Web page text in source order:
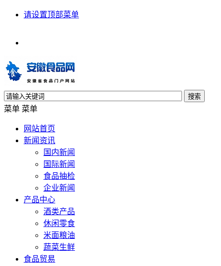
请设置顶部菜单
搜索
菜单 菜单
网站首页
新闻资讯
国内新闻
国际新闻
食品抽检
企业新闻
产品中心
酒类产品
休闲零食
米面粮油
蔬菜生鲜
食品贸易